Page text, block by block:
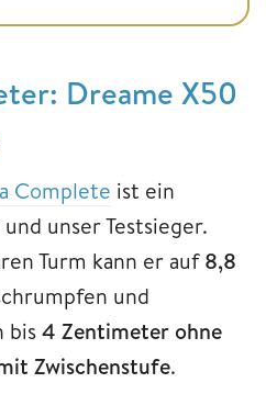
Dreame X50
Complete ist ein
unser Testsieger.
Turm kann er auf8,8
und
bis4 Zentimeter ohne
Zwischenstufe.